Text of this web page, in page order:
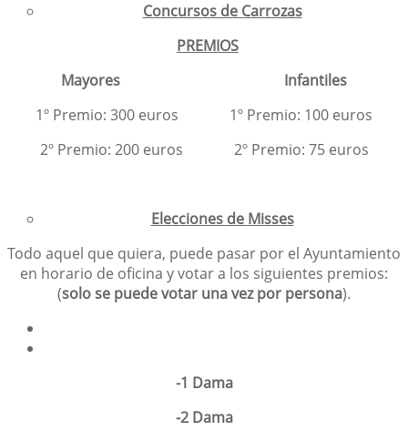
Concursos de Carrozas
PREMIOS
Mayores Infantiles
1º Premio: 300 euros 1º Premio: 100 euros
2º Premio: 200 euros 2º Premio: 75 euros
Elecciones de Misses
Todo aquel que quiera, puede pasar por el Ayuntamiento
en horario de oficina y votar a los siguientes premios:
(solo se puede votar una vez por persona).
-1 Dama
-2 Dama